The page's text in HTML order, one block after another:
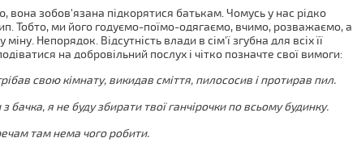
вона зобов'язана підкорятися батькам. Чомусь у нас рідко
Тобто, ми його годуємо-поїмо-одягаємо, вчимо, розважаємо, а
Непорядок. Відсутність влади в сім'ї згубна для всіх її
на добровільний послух і чітко позначте свої вимоги:
свою кімнату, викидав сміття, пилососив і протирав пил.
бачка, я не буду збирати твої ганчірочки по всьому будинку.
там нема чого робити.